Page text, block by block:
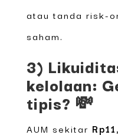
atau tanda risk-
saham.
3)
kelolaan:
tipis? 💸
AUM sekitar